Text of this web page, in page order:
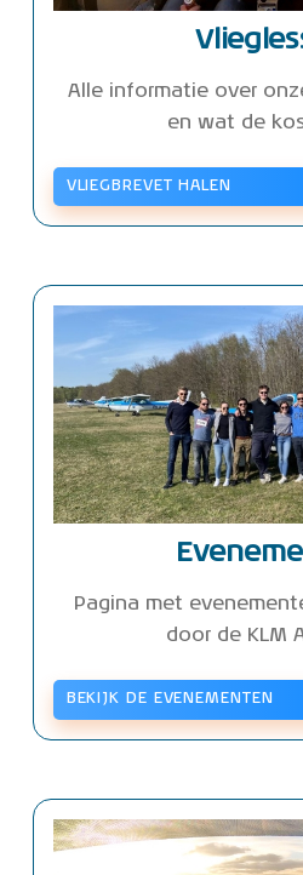
Alle informatie over
en wat de
VLIEGBREVET HALEN
Pagina met
door de KLM
BEKIJK DE EVENEMENTEN